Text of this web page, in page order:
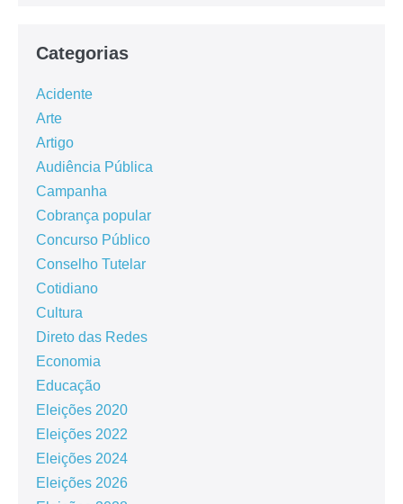
Categorias
Acidente
Arte
Artigo
Audiência Pública
Campanha
Cobrança popular
Concurso Público
Conselho Tutelar
Cotidiano
Cultura
Direto das Redes
Economia
Educação
Eleições 2020
Eleições 2022
Eleições 2024
Eleições 2026